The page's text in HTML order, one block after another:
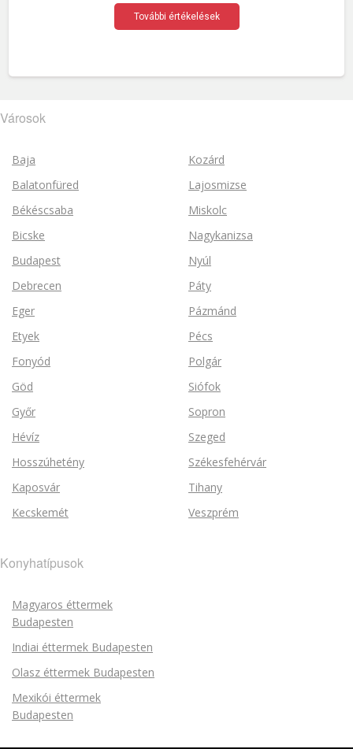
További értékelések
Városok
Baja
Balatonfüred
Békéscsaba
Bicske
Budapest
Debrecen
Eger
Etyek
Fonyód
Göd
Győr
Hévíz
Hosszúhetény
Kaposvár
Kecskemét
Kozárd
Lajosmizse
Miskolc
Nagykanizsa
Nyúl
Páty
Pázmánd
Pécs
Polgár
Siófok
Sopron
Szeged
Székesfehérvár
Tihany
Veszprém
Konyhatípusok
Magyaros éttermek
Budapesten
Indiai éttermek Budapesten
Olasz éttermek Budapesten
Mexikói éttermek
Budapesten